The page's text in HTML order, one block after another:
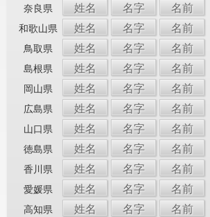
奈良県 姓名 名字 名前
和歌山県 姓名 名字 名前
鳥取県 姓名 名字 名前
島根県 姓名 名字 名前
岡山県 姓名 名字 名前
広島県 姓名 名字 名前
山口県 姓名 名字 名前
徳島県 姓名 名字 名前
香川県 姓名 名字 名前
愛媛県 姓名 名字 名前
高知県 姓名 名字 名前